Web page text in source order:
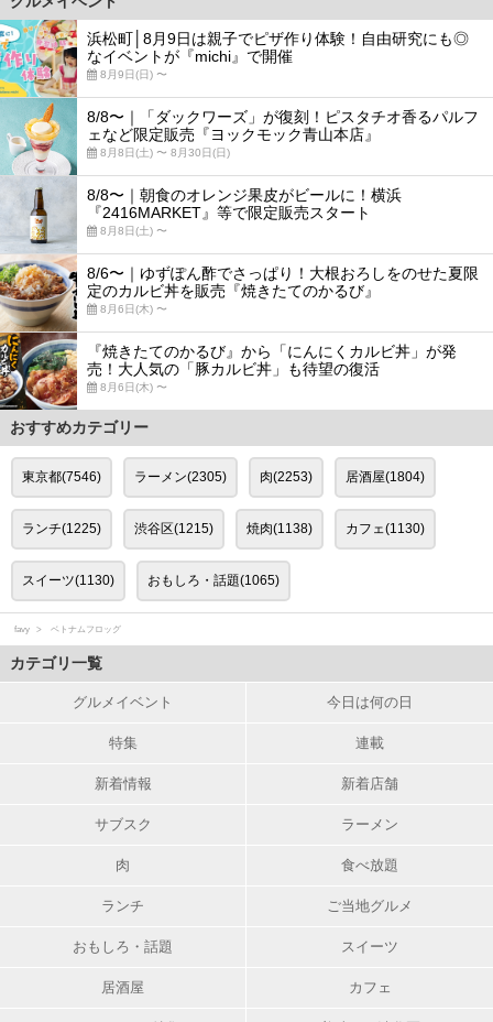
浜松町│8月9日は親子でピザ作り体験！自由研究にも◎
なイベントが『michi』で開催
8月9日(日) 〜
8/8〜｜「ダックワーズ」が復刻！ピスタチオ香るパルフ
ェなど限定販売『ヨックモック青山本店』
8月8日(土) 〜 8月30日(日)
8/8〜｜朝食のオレンジ果皮がビールに！横浜
『2416MARKET』等で限定販売スタート
8月8日(土) 〜
8/6〜｜ゆずぽん酢でさっぱり！大根おろしをのせた夏限
定のカルビ丼を販売『焼きたてのかるび』
8月6日(木) 〜
『焼きたてのかるび』から「にんにくカルビ丼」が発
売！大人気の「豚カルビ丼」も待望の復活
8月6日(木) 〜
おすすめカテゴリー
東京都(7546) ラーメン(2305) 肉(2253) 居酒屋(1804)
ランチ(1225) 渋谷区(1215) 焼肉(1138) カフェ(1130)
スイーツ(1130) おもしろ・話題(1065)
favy ベトナムフロッグ
カテゴリ一覧
グルメイベント 今日は何の日
特集 連載
新着情報 新着店舗
サブスク ラーメン
肉 食べ放題
ランチ ご当地グルメ
おもしろ・話題 スイーツ
居酒屋 カフェ